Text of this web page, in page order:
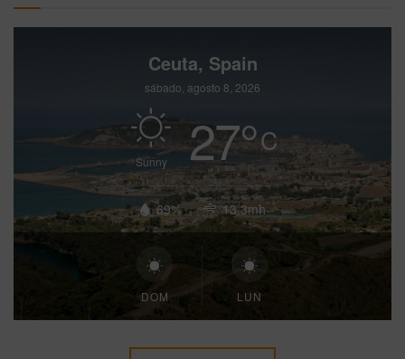
Ceuta, Spain
sábado, agosto 8, 2026
Sunny 27°C
69% 13.3mh
DOM LUN